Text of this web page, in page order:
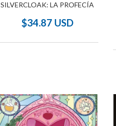
SILVERCLOAK: LA PROFECÍA
$34.87 USD